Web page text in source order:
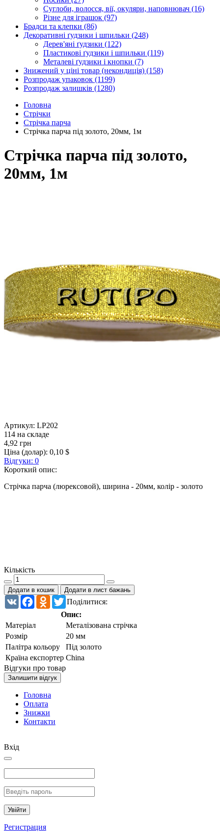
Суглоби, волосся, вії, окуляри, наповнювач (16)
Різне для іграшок (97)
Брадси та клепки (86)
Декоративні ґудзики і шпильки (248)
Дерев'яні ґудзики (122)
Пластикові ґудзики і шпильки (119)
Металеві ґудзики і кнопки (7)
Знижений у ціні товар (некондиція) (158)
Розпродаж упаковок (1199)
Розпродаж залишків (1280)
Головна
Стрічки
Стрічка парча
Стрічка парча під золото, 20мм, 1м
Стрічка парча під золото,
20мм, 1м
Артикул: LP202
114 на складе
4,92 грн
Ціна (долар): 0,10 $
Відгуки: 0
Короткий опис:
Стрічка парча (люрексовой), ширина - 20мм, колір - золото
Кількість
Додати в кошик Додати в лист бажань
Поділитися:
VK FacebookOdnoklassniki
Twitter
Опис:
Матеріал
Металізована стрічка
Розмір
20 мм
Палітра кольору
Під золото
Країна експортер China
Відгуки про товар
Залишити відгук
Головна
Оплата
Знижки
Контакти
Вхід
Увійти
Регистрация